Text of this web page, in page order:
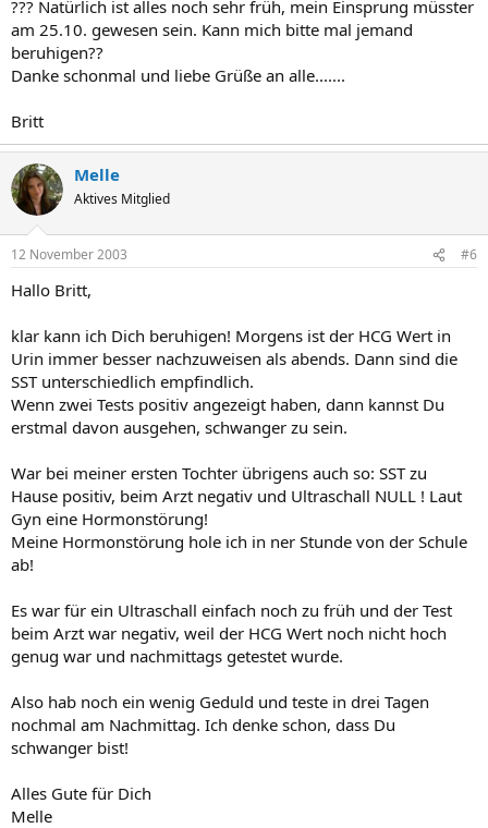
??? Natürlich ist alles noch sehr früh, mein Einsprung müsster
am 25.10. gewesen sein. Kann mich bitte mal jemand
beruhigen??
Danke schonmal und liebe Grüße an alle.......
Britt
Melle
Aktives Mitglied
12 November 2003 #6
Hallo Britt,
klar kann ich Dich beruhigen! Morgens ist der HCG Wert in
Urin immer besser nachzuweisen als abends. Dann sind die
SST unterschiedlich empfindlich.
Wenn zwei Tests positiv angezeigt haben, dann kannst Du
erstmal davon ausgehen, schwanger zu sein.
War bei meiner ersten Tochter übrigens auch so: SST zu
Hause positiv, beim Arzt negativ und Ultraschall NULL ! Laut
Gyn eine Hormonstörung!
Meine Hormonstörung hole ich in ner Stunde von der Schule
ab!
Es war für ein Ultraschall einfach noch zu früh und der Test
beim Arzt war negativ, weil der HCG Wert noch nicht hoch
genug war und nachmittags getestet wurde.
Also hab noch ein wenig Geduld und teste in drei Tagen
nochmal am Nachmittag. Ich denke schon, dass Du
schwanger bist!
Alles Gute für Dich
Melle